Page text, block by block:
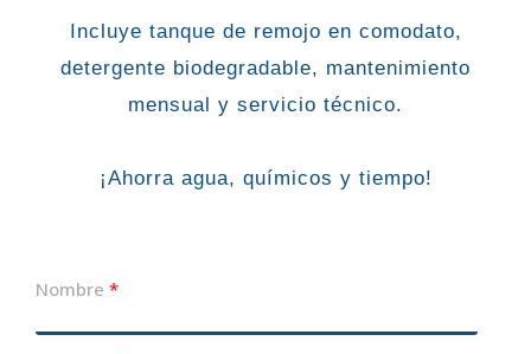
Incluye tanque de remojo en comodato,
detergente biodegradable, mantenimiento
mensual y servicio técnico.
¡Ahorra agua, químicos y tiempo!
Nombre